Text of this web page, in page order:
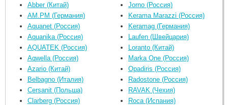
Abber (Китай)
AM.PM (Германия)
Aquanet (Россия)
Aquanika (Россия)
AQUATEK (Россия)
Aqwella (Россия)
Azario (Китай)
Belbagno (Италия)
Cersanit (Польша)
Clarberg (Россия)
Jorno (Россия)
Kerama Marazzi (Россия)
Keramag (Германия)
Laufen (Швейцария)
Loranto (Китай)
Marka One (Россия)
Opadiris (Россия)
Radostone (Россия)
RAVAK (Чехия)
Roca (Испания)